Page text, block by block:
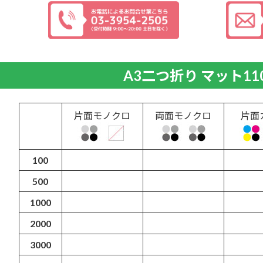
A3二つ折り マット
片面モノクロ 両面モノクロ 片面
100
500
1000
2000
3000